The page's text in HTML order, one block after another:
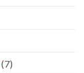
(7)